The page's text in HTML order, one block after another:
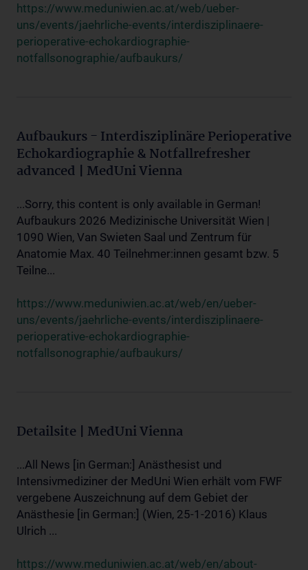
https://www.meduniwien.ac.at/web/ueber-
uns/events/jaehrliche-events/interdisziplinaere-
perioperative-echokardiographie-
notfallsonographie/aufbaukurs/
Aufbaukurs - Interdisziplinäre Perioperative
Echokardiographie & Notfallrefresher
advanced | MedUni Vienna
...Sorry, this content is only available in German!
Aufbaukurs 2026 Medizinische Universität Wien |
1090 Wien, Van Swieten Saal und Zentrum für
Anatomie Max. 40 Teilnehmer:innen gesamt bzw. 5
Teilne...
https://www.meduniwien.ac.at/web/en/ueber-
uns/events/jaehrliche-events/interdisziplinaere-
perioperative-echokardiographie-
notfallsonographie/aufbaukurs/
Detailsite | MedUni Vienna
...All News [in German:] Anästhesist und
Intensivmediziner der MedUni Wien erhält vom FWF
vergebene Auszeichnung auf dem Gebiet der
Anästhesie [in German:] (Wien, 25-1-2016) Klaus
Ulrich ...
https://www.meduniwien.ac.at/web/en/about-